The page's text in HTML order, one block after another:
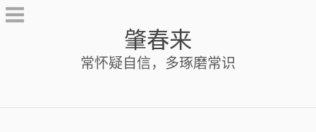
Skip
to
肇春来
常怀疑自信，多琢磨常识